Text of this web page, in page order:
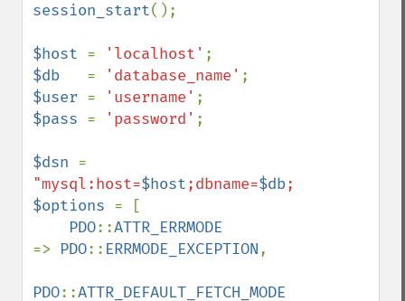
session_start();
$host = 'localhost'
$db = 'database_name'
$user = 'username'
$pass = 'password' ;
$dsn
"mysql:host=$host;dbname=$db
$options = [
PDO::
=> PDO:: ERRMODE_EXCEPTION,
PDO::